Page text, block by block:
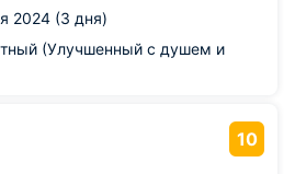
2024 (3 дня)
(Улучшенный с душем и
10